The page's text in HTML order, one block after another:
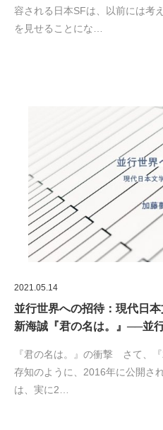
容される日本SFは、以前には考
を見せることにな…
2021.05.14
並行世界への招待：現代日
新海誠『君の名は。』──並
『君の名は。』の衝撃 さて、
存知のように、2016年に公開さ
は、実に2…